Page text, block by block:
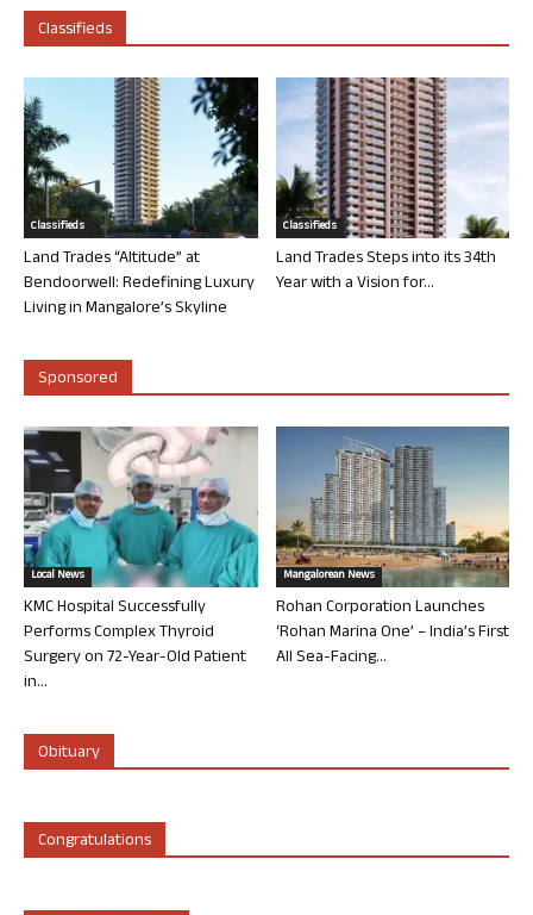
Classifieds
Classifieds
Land Trades “Altitude” at
Bendoorwell: Redefining Luxury
Living in Mangalore’s Skyline
Classifieds
Land Trades Steps into its 34th
Year with a Vision for...
Sponsored
Local News
KMC Hospital Successfully
Performs Complex Thyroid
Surgery on 72-Year-Old Patient
in...
Mangalorean News
Rohan Corporation Launches
‘Rohan Marina One’ – India’s First
All Sea-Facing...
Obituary
Congratulations